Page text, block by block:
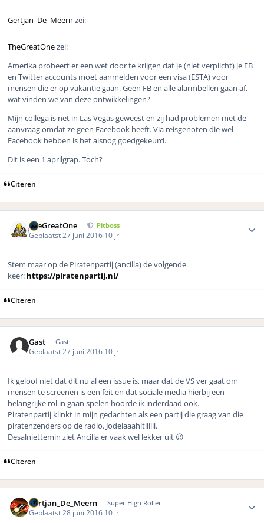
Gertjan_De_Meern zei:
TheGreatOnezei:
Amerika probeert er een wet door te krijgen dat je (niet verplicht) je FB
en Twitter accounts moet aanmelden voor een visa (ESTA) voor
mensen die er op vakantie gaan. Geen FB en alle alarmbellen gaan af,
wat vinden we van deze ontwikkelingen?
Mijn collega is net in Las Vegas geweest en zij had problemen met de
aanvraag omdat ze geen Facebook heeft. Via reisgenoten die wel
Facebook hebben is het alsnog goedgekeurd.
Dit is een 1 aprilgrap. Toch?
Citeren
TheGreatOne Pitboss
Geplaatst 27 juni 2016 10 jr
Stem maar op de Piratenpartij (ancilla) de volgende
keer: https://piratenpartij.nl/
Citeren
Gast Gast
Geplaatst 27 juni 2016 10 jr
Ik geloof niet dat dit nu al een issue is, maar dat de VS ver gaat om
mensen te screenen is een feit en dat sociale media hierbij een
belangrijke rol in gaan spelen hoorde ik inderdaad ook.
Piratenpartij klinkt in mijn gedachten als een partij die graag van die
piratenzenders op de radio. Jodelaaahitiiiiii.
Desalniettemin ziet Ancilla er vaak wel lekker uit 😉
Citeren
Gertjan_De_Meern Super High Roller
Geplaatst 28 juni 2016 10 jr